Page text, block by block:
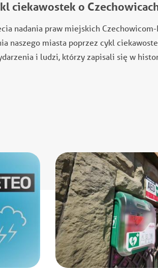
ciekawostek o
nadania praw miejskich
naszego miasta poprzez cykl
i ludzi, którzy zapisali się w